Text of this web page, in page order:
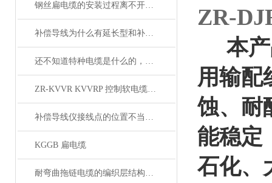
钢丝扁电缆的安装过程离不开这两点注意事项
补偿导线为什么有延长型和补偿型两种？
还不知道特种电缆是什么的，请看这里！
ZR-KVVR KVVRP 控制软电缆简介
补偿导线仪接线点的位置不当，易引起误差
KGGB 扁电缆
耐弯曲拖链电缆的编织层结构有哪几种
ZR-
本
用输配
蚀、耐
能稳定
石化、